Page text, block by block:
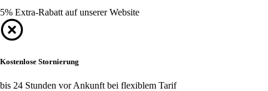
5% Extra-Rabatt auf unserer Website
Kostenlose Stornierung
bis 24 Stunden vor Ankunft bei flexiblem Tarif